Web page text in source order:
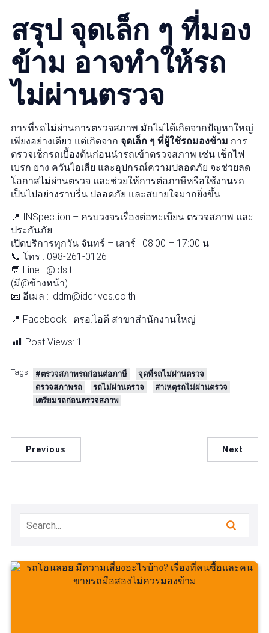
สรุป จุดเล็ก ๆ ที่มอง
ข้าม อาจทำให้รถ
ไม่ผ่านตรวจ
การที่รถไม่ผ่านการตรวจสภาพ มักไม่ได้เกิดจากปัญหาใหญ่
เพียงอย่างเดียว แต่เกิดจาก จุดเล็ก ๆ ที่ผู้ใช้รถมองข้าม การ
ตรวจเช็กรถเบื้องต้นก่อนนำรถเข้าตรวจสภาพ เช่น เช็กไฟ
เบรก ยาง ควันไอเสีย และอุปกรณ์ความปลอดภัย จะช่วยลด
โอกาสไม่ผ่านตรวจ และช่วยให้การต่อภาษีหรือใช้งานรถ
เป็นไปอย่างราบรื่น ปลอดภัย และสบายใจมากยิ่งขึ้น
📍 INSpection – ครบวงจรเรื่องต่อทะเบียน ตรวจสภาพ และ
ประกันภัย
เปิดบริการทุกวัน จันทร์ – เสาร์ : 08:00 – 17:00 น.
📞 โทร : 098-261-0126
💬 Line : @idsit
(มี@ข้างหน้า)
📧 อีเมล : iddm@iddrives.co.th
📍 Facebook : ตรอ.ไอดี สาขาสำนักงานใหญ่
Post Views: 1
Tags: #ตรวจสภาพรถก่อนต่อภาษี
จุดที่รถไม่ผ่านตรวจ
ตรวจสภาพรถ
รถไม่ผ่านตรวจ
สาเหตุรถไม่ผ่านตรวจ
เตรียมรถก่อนตรวจสภาพ
Previous Next